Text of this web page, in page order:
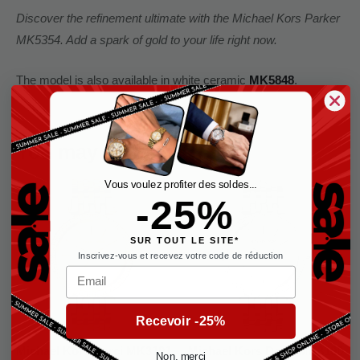
Discover the refinement ultimate with the Michael Kors Parker
MK5354. Add a spark of gold to your life right now.
The model is also available in white ceramic MK5848.
You may also like…
Michael Kors Darci MK3191
Michael Kors Darci MK3190
Vous voulez profiter des soldes...
-25%
SUR TOUT LE SITE*
Inscrivez-vous et recevez votre code de réduction
Email
Recevoir -25%
Non, merci